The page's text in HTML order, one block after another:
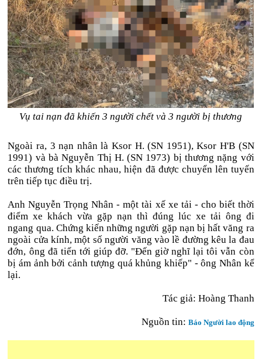
Vụ tai nạn đã khiến 3 người chết và 3 người bị thương
Ngoài ra, 3 nạn nhân là Ksor H. (SN 1951), Ksor H'B (SN
1991) và bà Nguyễn Thị H. (SN 1973) bị thương nặng với
các thương tích khác nhau, hiện đã được chuyển lên tuyến
trên tiếp tục điều trị.
Anh Nguyễn Trọng Nhân - một tài xế xe tải - cho biết thời
điểm xe khách vừa gặp nạn thì đúng lúc xe tải ông đi
ngang qua. Chứng kiến những người gặp nạn bị hất văng ra
ngoài cửa kính, một số người văng vào lề đường kêu la đau
đớn, ông đã tiến tới giúp đỡ. "Đến giờ nghĩ lại tôi vẫn còn
bị ám ảnh bởi cảnh tượng quá khủng khiếp" - ông Nhân kể
lại.
Tác giả: Hoàng Thanh
Nguồn tin: Báo Người lao động